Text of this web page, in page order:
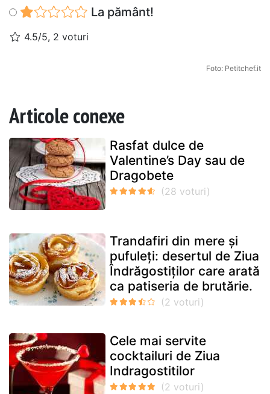
La pământ!
4.5/5, 2 voturi
Foto: Petitchef.it
Articole conexe
Rasfat dulce de
Valentine’s Day sau de
Dragobete
Trandafiri din mere și
pufuleți: desertul de Ziua
Îndrăgostiților care arată
ca patiseria de brutărie.
Cele mai servite
cocktailuri de Ziua
Indragostitilor